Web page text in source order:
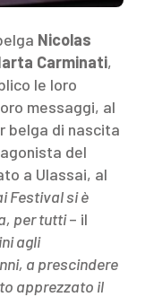
Nicolas
Carminati,
le loro
messaggi, al
belga di nascita
del
a Ulassai, al
Festival si è
per tutti– il
agli
a prescindere
apprezzato il